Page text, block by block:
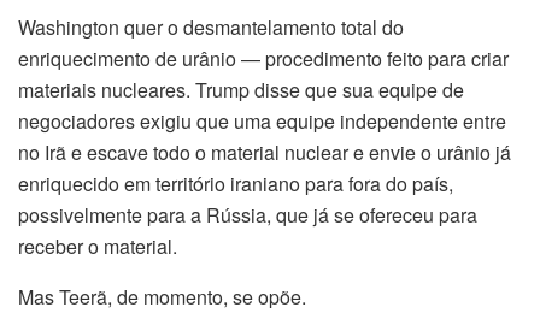
Washington quer o desmantelamento total do
enriquecimento de urânio — procedimento feito para criar
materiais nucleares. Trump disse que sua equipe de
negociadores exigiu que uma equipe independente entre
no Irã e escave todo o material nuclear e envie o urânio já
enriquecido em território iraniano para fora do país,
possivelmente para a Rússia, que já se ofereceu para
receber o material.
Mas Teerã, de momento, se opõe.